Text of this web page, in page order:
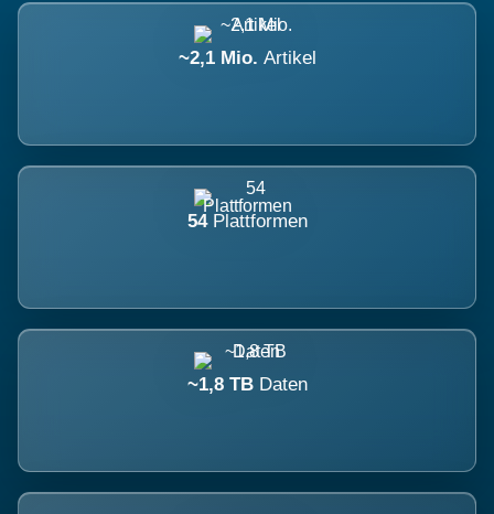
~2,1 Mio. Artikel
54 Plattformen
~1,8 TB Daten